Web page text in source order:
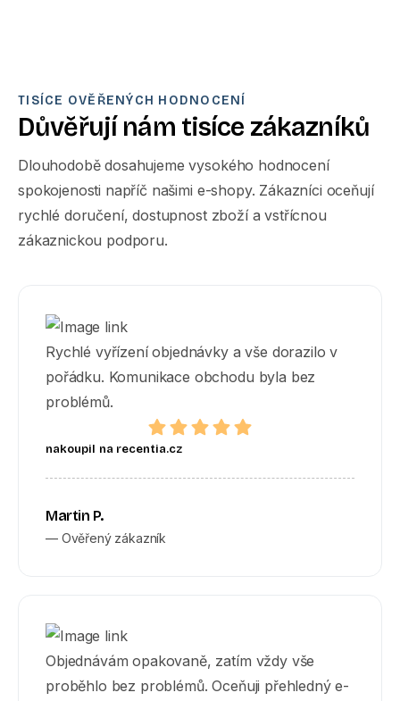
TISÍCE OVĚŘENÝCH HODNOCENÍ
Důvěřují nám tisíce zákazníků
Dlouhodobě dosahujeme vysokého hodnocení
spokojenosti napříč našimi e-shopy. Zákazníci oceňují
rychlé doručení, dostupnost zboží a vstřícnou
zákaznickou podporu.
Rychlé vyřízení objednávky a vše dorazilo v
pořádku. Komunikace obchodu byla bez
problémů.
nakoupil na recentia.cz
Martin P.
— Ověřený zákazník
Objednávám opakovaně, zatím vždy vše
proběhlo bez problémů. Oceňuji přehledný e-